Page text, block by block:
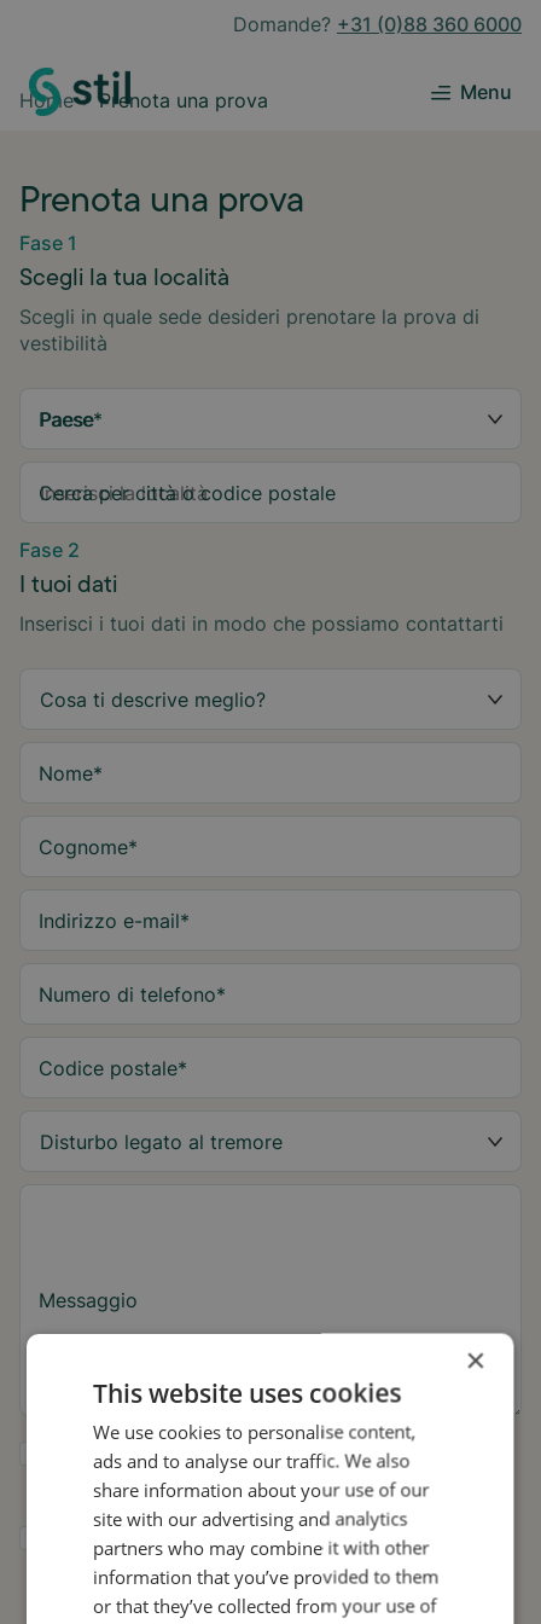
Domande? +31 (0)88 360 6000
Menu
Home Prenota una prova
Prenota una prova
Fase 1
Scegli la tua località
Scegli in quale sede desideri prenotare la prova di
vestibilità
Paese*
Cerca per città o codice postale
Fase 2
I tuoi dati
Inserisci i tuoi dati in modo che possiamo contattarti
Nome*
Cognome*
Indirizzo e-mail*
Numero di telefono*
Codice postale*
Messaggio
Sì, desidero ricevere consigli su Tremor e
aggiornamenti su Stil.
Acconsento a che Stil utilizzi i miei dati per
scopi di ricerca e diffusione, in conformità
l'Informativa sulla privacy.*
×
This website uses cookies
We use cookies to personalise content,
ads and to analyse our traffic. We also
share information about your use of our
site with our advertising and analytics
partners who may combine it with other
information that you’ve provided to them
or that they’ve collected from your use of